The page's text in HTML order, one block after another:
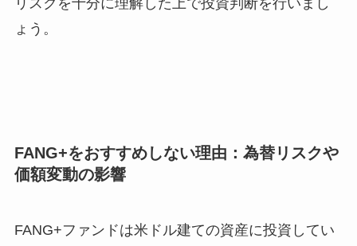
リスクを十分に理解した上で投資判断を行いまし
ょう。
FANG+をおすすめしない理由：為替リスクや
価額変動の影響
FANG+ファンドは米ドル建ての資産に投資してい